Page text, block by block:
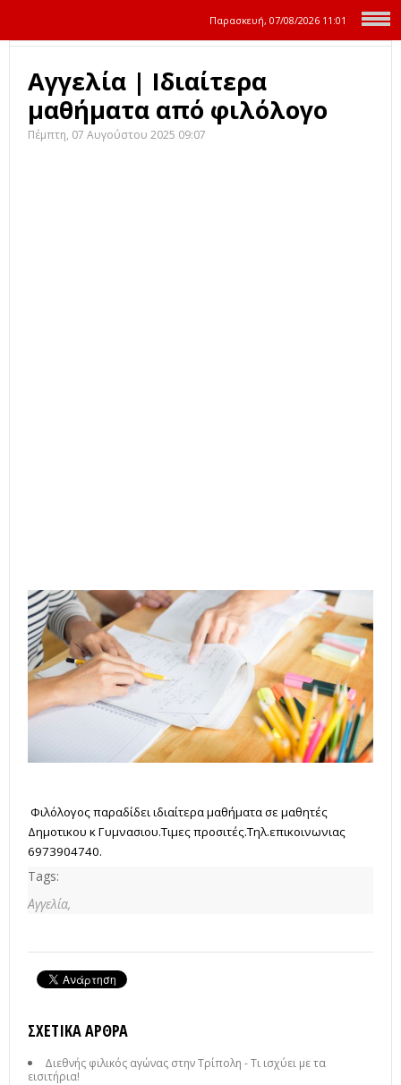
Παρασκευή, 07/08/2026 11:01
Αγγελία | Ιδιαίτερα
μαθήματα από φιλόλογο
Πέμπτη, 07 Αυγούστου 2025 09:07
Φιλόλογος παραδίδει ιδιαίτερα μαθήματα σε μαθητές
Δημοτικου κ Γυμνασιου.Τιμες προσιτές.Τηλ.επικοινωνιας
6973904740.
Tags:
Αγγελία,
ΣΧΕΤΙΚΆ ΆΡΘΡΑ
Διεθνής φιλικός αγώνας στην Τρίπολη - Τι ισχύει με τα
εισιτήρια!